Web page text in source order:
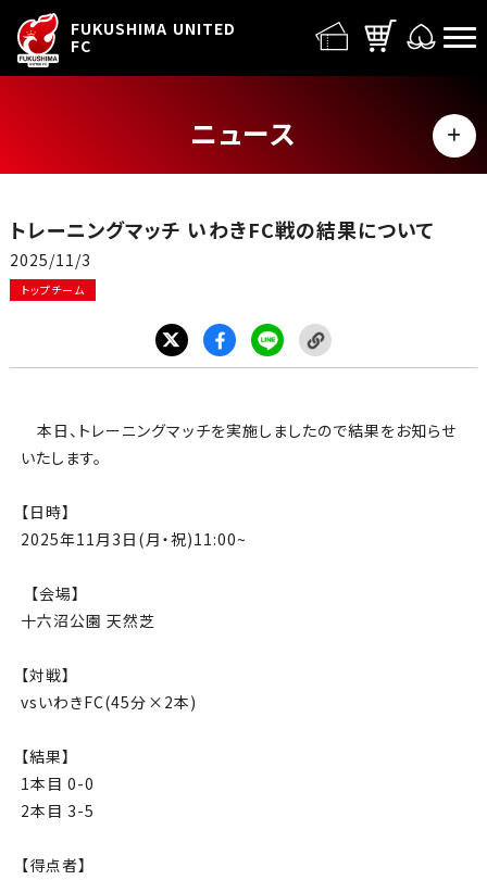
FUKUSHIMA UNITED
FC
ニュース
MENU
イベント
グッズ
アカデミー・スクール
トレーニングマッチ いわきFC戦の結果について
2025/11/3
トップチーム
本日、トレーニングマッチを実施しましたので結果をお知らせ
いたします。
【日時】
2025年11月3日(月・祝)11:00~
【会場】
十六沼公園 天然芝
【対戦】
vsいわきFC(45分×2本)
【結果】
1本目 0-0
2本目 3-5
【得点者】